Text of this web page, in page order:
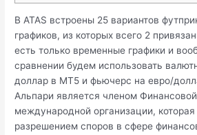
В ATAS встроены 25 вариантов
графиков, из которых всего 2
есть только временные графики и
сравнении будем использовать
доллар в MT5 и фьючерс на евро/
Альпари является членом
международной организации,
разрешением споров в сфере